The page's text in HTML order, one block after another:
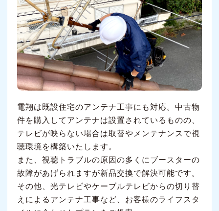
電翔は既設住宅のアンテナ工事にも対応。中古物
件を購入してアンテナは設置されているものの、
テレビが映らない場合は取替やメンテナンスで視
聴環境を構築いたします。
また、視聴トラブルの原因の多くにブースターの
故障があげられますが新品交換で解決可能です。
その他、光テレビやケーブルテレビからの切り替
えによるアンテナ工事など、お客様のライフスタ